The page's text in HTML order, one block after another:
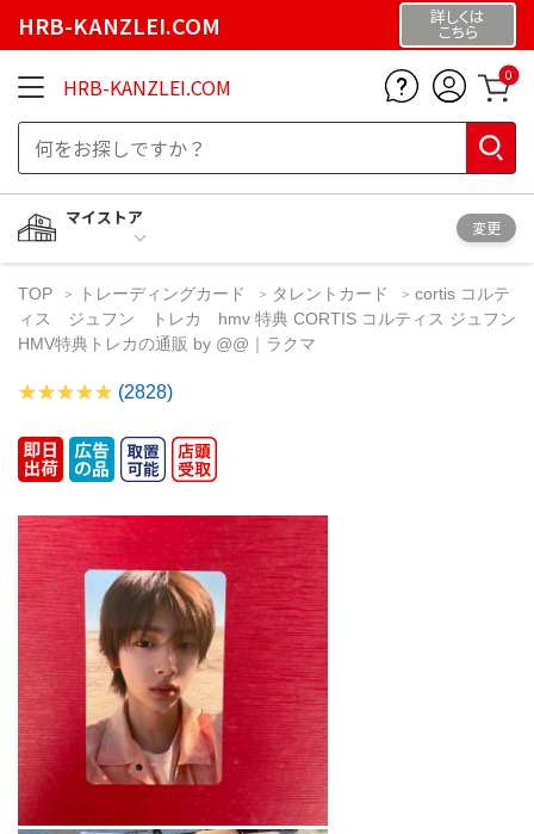
HRB-KANZLEI.COM 詳しくは
こちら
HRB-KANZLEI.COM 0
マイストア
変更
TOP トレーディングカード タレントカード
cortis コルテ
ィス ジュフン トレカ hmv 特典 CORTIS コルティス ジュフン
HMV特典トレカの通販 by @@｜ラクマ
(2828)